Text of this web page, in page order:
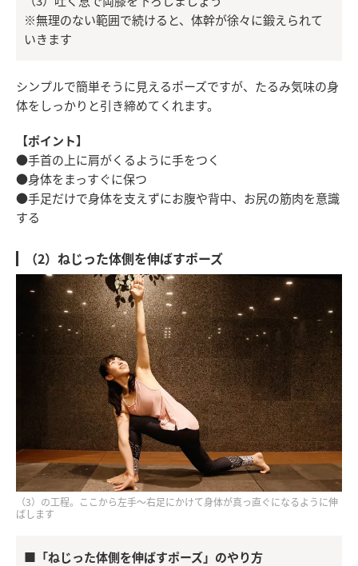
※無理のない範囲で続けると、体幹が徐々に鍛えられて
いきます
シンプルで簡単そうに見えるポーズですが、たるみ気味の身
体をしっかりと引き締めてくれます。
【ポイント】
●手首の上に肩がくるように手をつく
●身体をまっすぐに保つ
●手足だけで身体を支えずにお腹や背中、お尻の筋肉を意識
する
（2）ねじった体側を伸ばすポーズ
（3）の工程。ここから左手～右足にかけて身体が真っ直ぐになるように伸
ばします
■「ねじった体側を伸ばすポーズ」のやり方